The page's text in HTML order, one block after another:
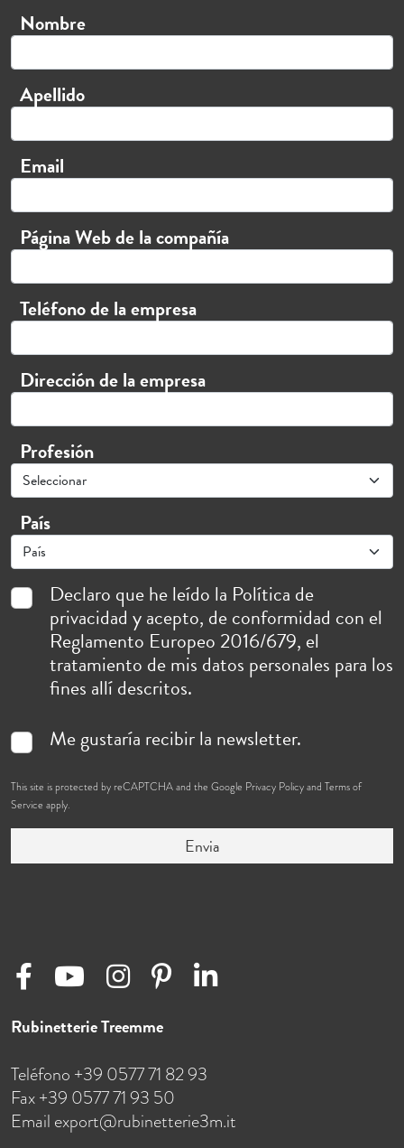
Nombre
Apellido
Email
Página Web de la compañía
Teléfono de la empresa
Dirección de la empresa
Profesión
País
Declaro que he leído la Política de
privacidad y acepto, de conformidad con el
Reglamento Europeo 2016/679, el
tratamiento de mis datos personales para los
fines allí descritos.
Me gustaría recibir la newsletter.
This site is protected by reCAPTCHA and the Google Privacy Policyand Terms of
Service apply.
Envia
Rubinetterie Treemme
Teléfono +39 0577 71 82 93
Fax +39 0577 71 93 50
Email export@rubinetterie3m.it